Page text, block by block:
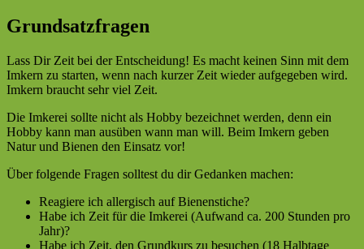
Grundsatzfragen
Lass Dir Zeit bei der Entscheidung! Es macht keinen Sinn mit dem
Imkern zu starten, wenn nach kurzer Zeit wieder aufgegeben wird.
Imkern braucht sehr viel Zeit.
Die Imkerei sollte nicht als Hobby bezeichnet werden, denn ein
Hobby kann man ausüben wann man will. Beim Imkern geben
Natur und Bienen den Einsatz vor!
Über folgende Fragen solltest du dir Gedanken machen:
Reagiere ich allergisch auf Bienenstiche?
Habe ich Zeit für die Imkerei (Aufwand ca. 200 Stunden pro
Jahr)?
Habe ich Zeit, den Grundkurs zu besuchen (18 Halbtage